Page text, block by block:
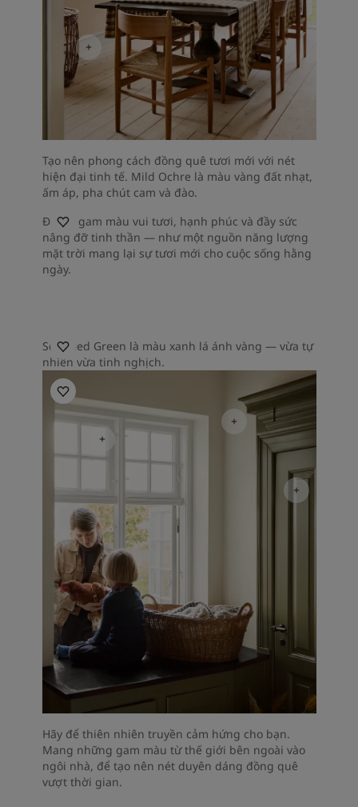
Tạo nên phong cách đồng quê tươi mới với nét
hiện đại tinh tế. Mild Ochre là màu vàng đất nhạt,
ấm áp, pha chút cam và đào.
Đây là gam màu vui tươi, hạnh phúc và đầy sức
nâng đỡ tinh thần — như một nguồn năng lượng
mặt trời mang lại sự tươi mới cho cuộc sống hằng
ngày.
Seaweed Green là màu xanh lá ánh vàng — vừa tự
nhiên vừa tinh nghịch.
Kitchen Inspiration
Hãy để thiên nhiên truyền cảm hứng cho bạn.
Mang những gam màu từ thế giới bên ngoài vào
ngôi nhà, để tạo nên nét duyên dáng đồng quê
vượt thời gian.